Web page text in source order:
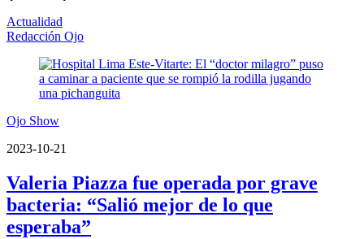
Actualidad
Redacción Ojo
Ojo Show
2023-10-21
Valeria Piazza fue operada por grave
bacteria: “Salió mejor de lo que
esperaba”